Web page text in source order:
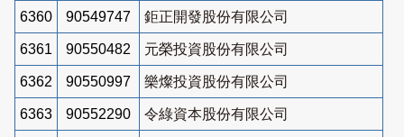
6360 90549747 鉅正開發股份有限公司
6361 90550482 元榮投資股份有限公司
6362 90550997 樂燦投資股份有限公司
6363 90552290 令綠資本股份有限公司